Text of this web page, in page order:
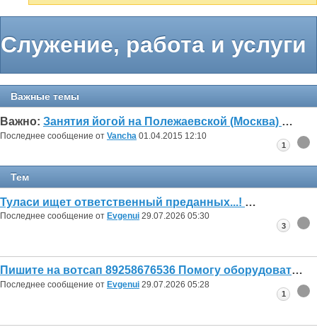
Служение, работа и услуги
Важные темы
Важно: Занятия йогой на Полежаевской (Москва)
Последнее сообщение от Vancha 01.04.2015 12:10
1
Тем
Туласи ищет ответственный преданных...!
Последнее сообщение от Evgenui 29.07.2026 05:30
3
Пишите на вотсап 89258676536 Помогу оборудовать освещение для Туласи Только лампы ДНАТ, ДРИЗ, ДРИКС.
Последнее сообщение от Evgenui 29.07.2026 05:28
1